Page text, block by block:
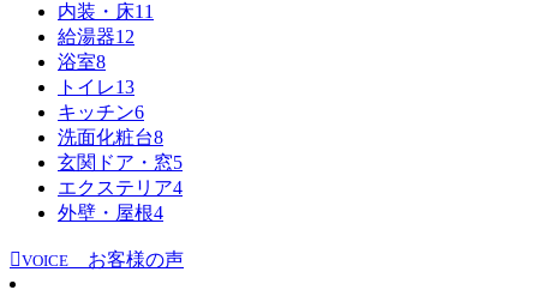
内装・床11
給湯器12
浴室8
トイレ13
キッチン6
洗面化粧台8
玄関ドア・窓5
エクステリア4
外壁・屋根4
VOICE お客様の声